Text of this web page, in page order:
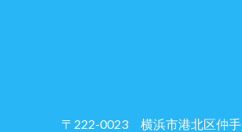
〒222-0023 横浜市港北区仲